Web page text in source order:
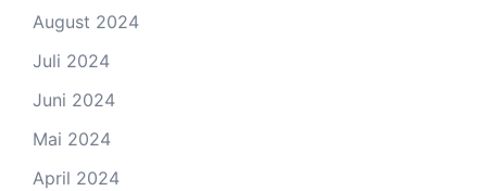
August 2024
Juli 2024
Juni 2024
Mai 2024
April 2024